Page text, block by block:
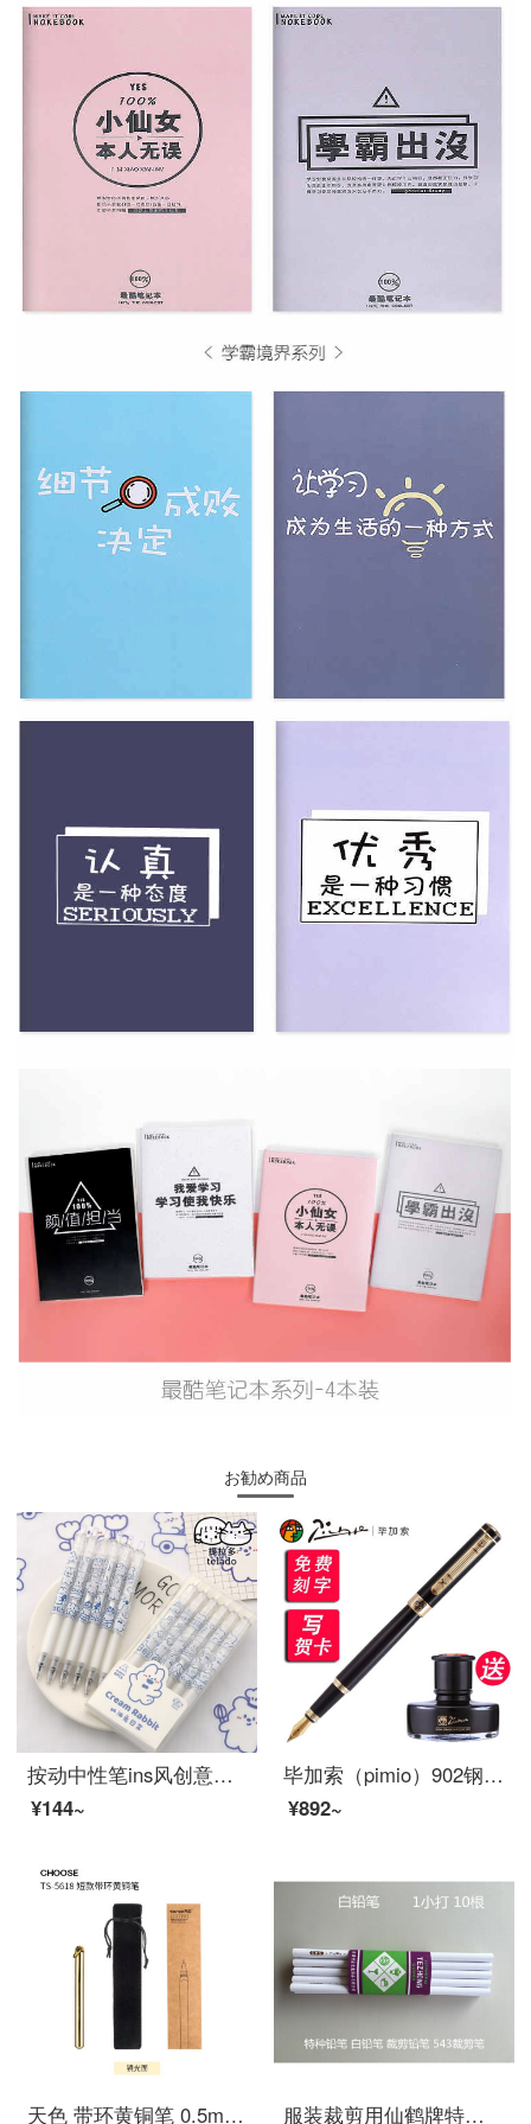
お勧め商品
按动中性笔ins风创意可爱卡通少女心水笔按动笔高颜值学生用考试黑色签字按动笔芯0.5mm按压式子弹头 6支装/奶油兔日常(简约款)
¥144~
毕加索（pimio）902钢笔艺术签名笔美工笔弯头弯尖硬笔书法男士成人高档签字签名学生用商务定制刻字 纯黑金夹0.5mm直尖钢笔
¥892~
天色 带环黄铜笔 0.5mm复古签字笔/创意文艺怀旧中性笔 水笔商务办公礼品笔免费刻字 短款-光面 单支装
服装裁剪用仙鹤牌特种铅笔 裁剪笔 白蜡笔 制衣硬心软心笔 10支价格545硬心